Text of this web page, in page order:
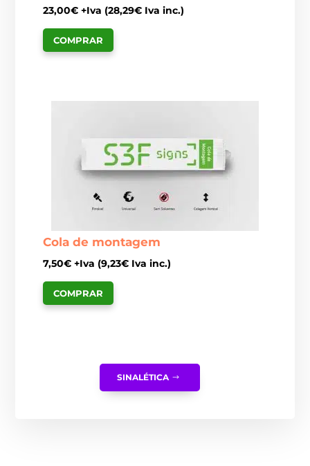
23,00€ +Iva (28,29€ Iva inc.)
COMPRAR
Cola de montagem
7,50€ +Iva (9,23€ Iva inc.)
COMPRAR
SINALÉTICA